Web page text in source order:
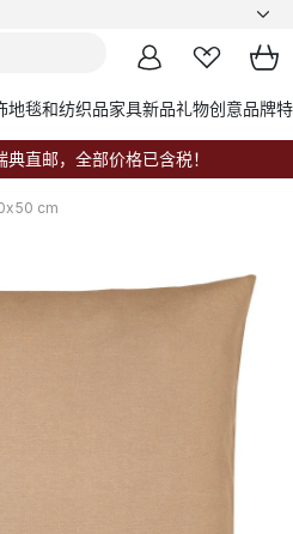
地毯和纺织品家具新品礼物创意品牌
直邮，全部价格已含税！
cm